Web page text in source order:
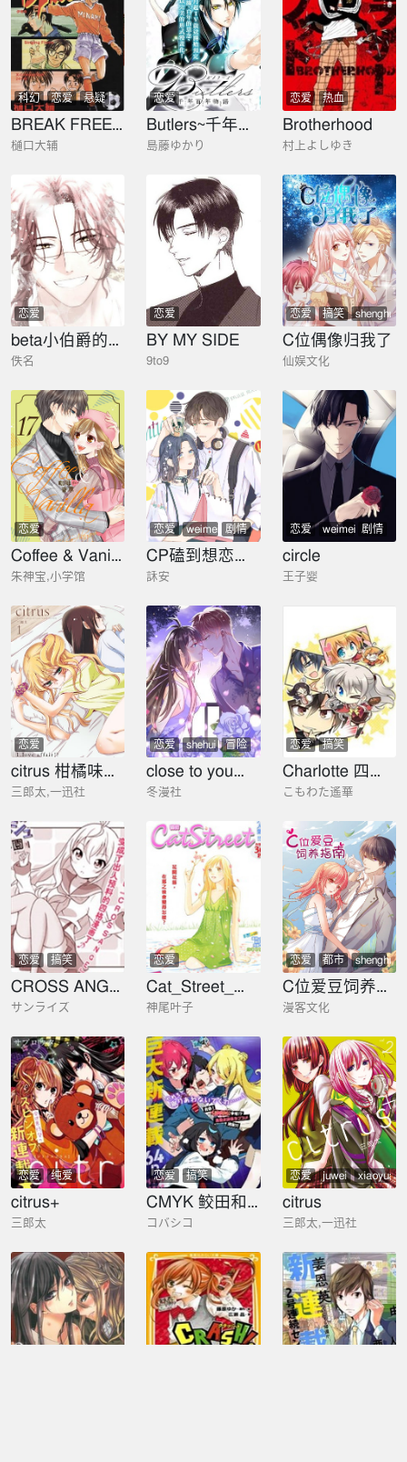
科幻 恋爱 悬疑
BREAK FREE 樋口大辅短篇集
樋口大辅
恋爱
Butlers~千年百年物语~
島藤ゆかり
恋爱 热血
Brotherhood
村上よしゆき
恋爱
beta小伯爵的重生
佚名
恋爱
BY MY SIDE
9to9
恋爱 搞笑 shenghuo
C位偶像归我了
仙娱文化
恋爱
Coffee & Vanilla 咖啡和香草
朱神宝,小学馆
恋爱 weimei
剧情
xiaoyuanshaonu
zhiyu
CP磕到想恋爱怎么办？
訸安
恋爱 weimei 剧情
circle
王子婴
恋爱
citrus 柑橘味香气
三郎太,一迅社
恋爱 shehui 冒险
close to you靠近你
冬漫社
恋爱 搞笑
Charlotte 四格漫画 超越青春吧！
こもわた遙華
恋爱 搞笑
CROSS ANGE 天使与龙的学园
サンライズ
恋爱
Cat_Street_猫街
神尾叶子
恋爱 都市 shenghuo
C位爱豆饲养指南
漫客文化
恋爱 纯爱
citrus+
三郎太
恋爱 搞笑
CMYK 鲛田和王的中二病无法根治
コバシコ
恋爱 juwei xiaoyuan
citrus
三郎太,一迅社